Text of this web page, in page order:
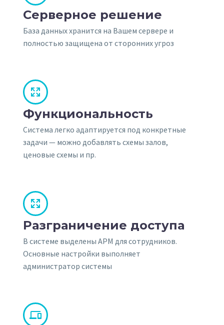
Серверное решение
База данных хранится на Вашем сервере и
полностью защищена от сторонних угроз


Функциональность
Система легко адаптируется под конкретные
задачи — можно добавлять схемы залов,
ценовые схемы и пр.


Разграничение доступа
В системе выделены АРМ для сотрудников.
Основные настройки выполняет
администратор системы

